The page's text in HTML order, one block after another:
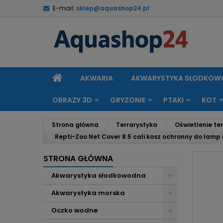
E-mail: sklep@aquashop24.pl
STRONAAKWARIA AKWARYSTYKA
OBRAZY 3D GRYZONIE PTAKI KOT
Strona główna Terrarystyka Oświetlenie
Repti-Zoo Net Cover 8.5 cali kosz ochronny do lamp
STRONA GŁÓWNA
Akwarystyka słodkowodna
Akwarystyka morska
Oczko wodne